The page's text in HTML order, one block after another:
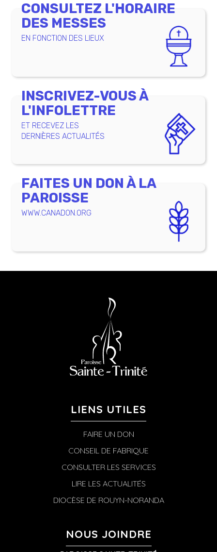
CONSULTEZ L'HORAIRE
DES MESSES
EN FONCTION DES LIEUX
INSCRIVEZ-VOUS À
L'INFOLETTRE
ET RECEVEZ LES
DERNIÈRES ACTUALITÉS
FAITES UN DON À LA
PAROISSE
WWW.CANADON.ORG
LIENS UTILES
FAIRE UN DON
CONSEIL DE FABRIQUE
CONSULTER LES SERVICES
LIRE LES ACTUALITÉS
DIOCÈSE DE ROUYN-NORANDA
NOUS JOINDRE